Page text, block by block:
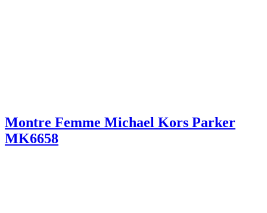
Montre Femme Michael Kors Parker
MK6658